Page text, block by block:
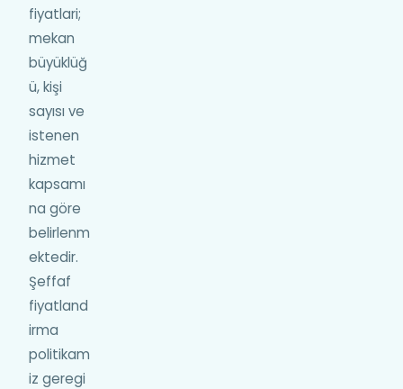
fiyatlari;
mekan
büyüklüğ
ü, kişi
sayısı ve
istenen
hizmet
kapsamı
na göre
belirlenm
ektedir.
Şeffaf
fiyatland
irma
politikam
iz geregi